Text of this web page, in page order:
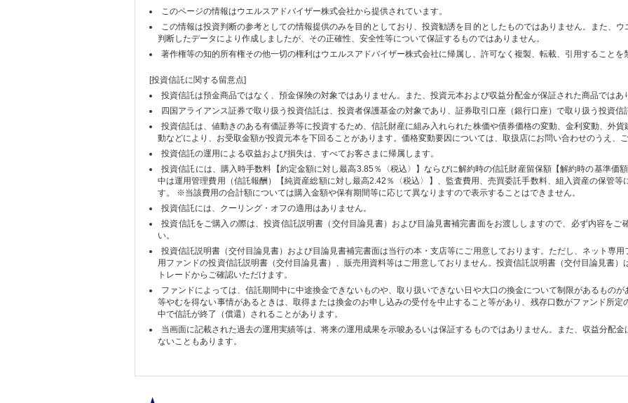
このページの情報はウエルスアドバイザー株式会社から提供されています。
この情報は投資判断の参考としての情報提供のみを目的としており、投資勧誘を目的としたものではありません。また、
判断したデータにより作成しましたが、その正確性、安全性等について保証するものではありません。
著作権等の知的所有権その他一切の権利はウエルスアドバイザー株式会社に帰属し、許可なく複製、転載、引用することを
[投資信託に関する留意点]
投資信託は預金商品ではなく、預金保険の対象ではありません。また、投資元本および収益分配金が保証された商品ではあ
四国アライアンス証券で取り扱う投資信託は、投資者保護基金の対象であり、証券取引口座（銀行口座）で取り扱う投資
投資信託は、値動きのある有価証券等に投資するため、信託財産に組み入れられた株価や債券価格の変動、金利変動、外
動などにより、お受取金額が投資元本を下回ることがあります。価格変動要因については、取扱店にお問い合わせのうえ、
投資信託の運用による収益および損失は、すべてお客さまに帰属します。
投資信託には、購入時手数料【約定金額に対し最高3.85％〈税込〉】ならびに解約時の信託財産留保額【解約時の基準価
中は運用管理費用（信託報酬）【純資産総額に対し最高2.42％〈税込〉】、監査費用、売買委託手数料、組入資産の保管
す。 ※当該費用の合計額については購入金額や保有期間等に応じて異なりますので表示することはできません。
投資信託には、クーリング・オフの適用はありません。
投資信託をご購入の際は、投資信託説明書（交付目論見書）および目論見書補完書面をお渡ししますので、必ず内容をご
い。
投資信託説明書（交付目論見書）および目論見書補完書面は当行の本・支店等にご用意しております。ただし、ネット専
用ファンドの投資信託説明書（交付目論見書）、販売用資料等はご用意しておりません。投資信託説明書（交付目論見書
トレードからご確認いただけます。
ファンドによっては、信託期間中に中途換金できないものや、取り扱いできない日や大口の換金について制限があるもの
等やむを得ない事情があるときは、取得または換金のお申し込みの受付を中止すること等があり、残存口数がファンド所
中で信託が終了（償還）されることがあります。
当画面に記載された過去の運用実績等は、将来の運用成果を示唆あるいは保証するものではありません。また、収益分配
ないこともあります。